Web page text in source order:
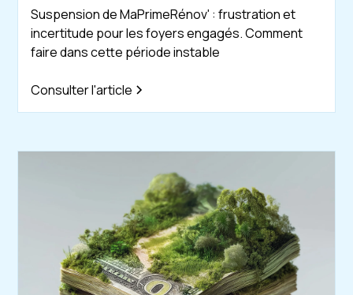
Suspension de MaPrimeRénov' : frustration et
incertitude pour les foyers engagés. Comment
faire dans cette période instable
Consulter l'article